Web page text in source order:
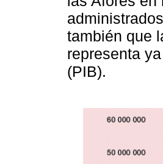
también que
representa
(PIB).